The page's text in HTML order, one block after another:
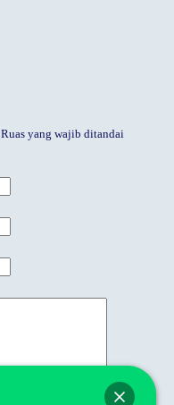
Ruas yang wajib ditandai